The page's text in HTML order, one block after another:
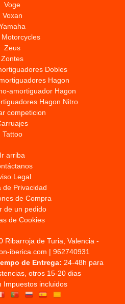
Voge
Voxan
Zeus
Zontes
Dobles
Hagon
amortiguador Hagon
Hagon Nitro
competicion
Tattoo
Ir arriba
Legal
de Privacidad
de Compra
de un pedido
de Cookies
Ribarroja de Turia, Valencia -
iberica.com | 962740931
de Entrega: 24-48h para
otros 15-20 dias
Impuestos incluidos